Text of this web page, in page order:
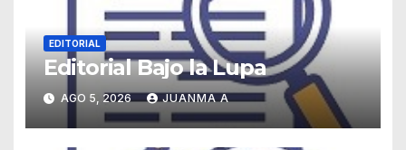
EDITORIAL
Editorial Bajo la Lupa
AGO 5, 2026 JUANMA A